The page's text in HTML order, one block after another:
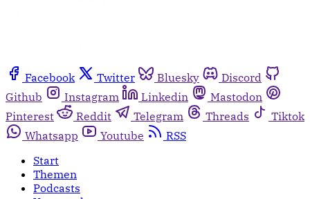
Facebook Twitter Bluesky
Discord
Github
Instagram Linkedin
Mastodon
Pinterest
Reddit Telegram Threads
Tiktok
Whatsapp
Youtube
RSS
Start
Themen
Podcasts